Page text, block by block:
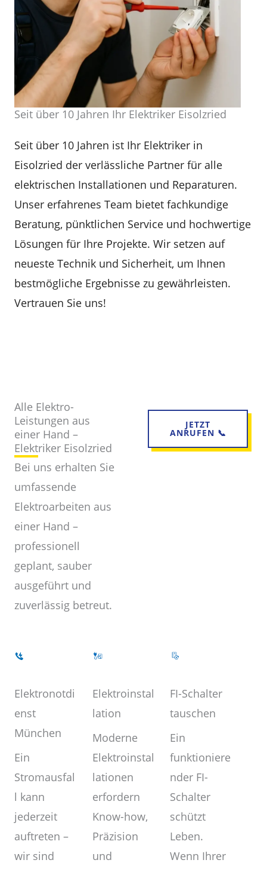
Seit über 10 Jahren Ihr Elektriker Eisolzried
Seit über 10 Jahren ist Ihr Elektriker in
Eisolzried der verlässliche Partner für alle
elektrischen Installationen und Reparaturen.
Unser erfahrenes Team bietet fachkundige
Beratung, pünktlichen Service und hochwertige
Lösungen für Ihre Projekte. Wir setzen auf
neueste Technik und Sicherheit, um Ihnen
bestmögliche Ergebnisse zu gewährleisten.
Vertrauen Sie uns!
Alle Elektro-
Leistungen aus
einer Hand –
Elektriker Eisolzried
Bei uns erhalten Sie
umfassende
Elektroarbeiten aus
einer Hand –
professionell
geplant, sauber
ausgeführt und
zuverlässig betreut.
JETZT
ANRUFEN 📞
Elektronotdi
enst
München
Ein
Stromausfal
l kann
jederzeit
auftreten –
wir sind
Elektroinstal
lation
Moderne
Elektroinstal
lationen
erfordern
Know-how,
Präzision
und
FI-Schalter
tauschen
Ein
funktioniere
nder FI-
Schalter
schützt
Leben.
Wenn Ihrer